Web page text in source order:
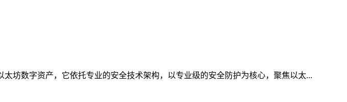
坊数字资产，它依托专业的安全技术架构，以专业级的安全防护为核心，聚焦以太...